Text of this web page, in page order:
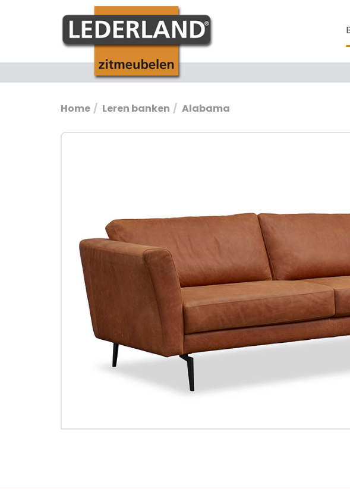
Home Leren banken Alabama